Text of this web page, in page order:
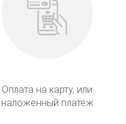
Оплата на карту, или
наложенный платеж